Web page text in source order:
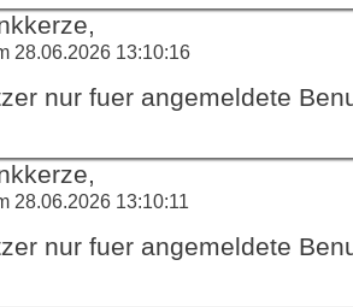
28.06.2026 13:10:16
nur fuer angemeldete
28.06.2026 13:10:11
nur fuer angemeldete